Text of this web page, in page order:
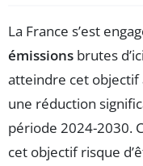
La France s’est
émissions brutes
atteindre cet objectif
une réduction
période 2024-2030.
cet objectif risque